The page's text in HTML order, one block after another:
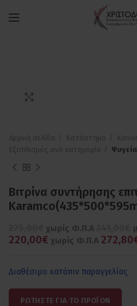
Ψυγεία
Βιτρίνα συντήρησης
χωρίς Φ.Π.Α
220,00€ χωρίς Φ.Π.Α
Διαθέσιμο κατόπιν παραγγελίας
ΡΩΤΗΣΤΕ ΓΙΑ ΤΟ ΠΡΟΪΟΝ